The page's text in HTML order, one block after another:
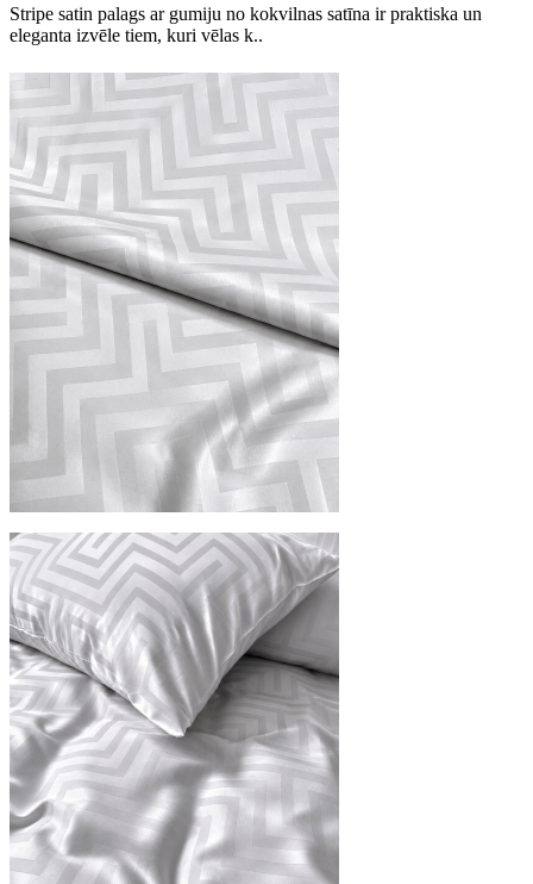
Stripe satin palags ar gumiju no kokvilnas satīna ir praktiska un
eleganta izvēle tiem, kuri vēlas k..